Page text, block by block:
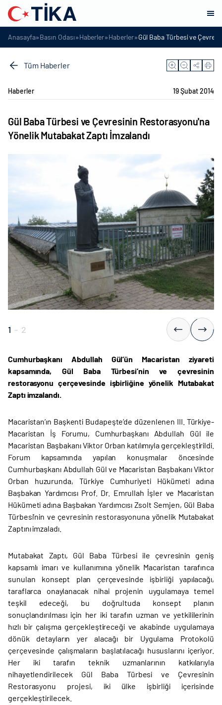
Anasayfa»Basın Odası»Haberler»Haberler»Gül Baba Türbesi ve
Tüm Haberler
Haberler 19 Şubat 2014
Gül Baba Türbesi ve Çevresinin Restorasyonu'na
Yönelik Mutabakat Zaptı İmzalandı
1 - 2
Cumhurbaşkanı Abdullah Gül’ün Macaristan ziyareti
kapsamında, Gül Baba Türbesi’nin ve çevresinin
restorasyonu çerçevesinde işbirliğine yönelik Mutabakat
Zaptı imzalandı.
Macaristan’ın Başkenti Budapeşte’de düzenlenen III. Türkiye-
Macaristan İş Forumu, Cumhurbaşkanı Abdullah Gül ile
Macaristan Başbakanı Viktor Orban katılımıyla gerçekleştirildi.
Forum kapsamında yapılan konuşmalar öncesinde
Cumhurbaşkanı Abdullah Gül ve Macaristan Başbakanı Viktor
Orban huzurunda, Türkiye Cumhuriyeti Hükümeti adına
Başbakan Yardımcısı Prof. Dr. Emrullah İşler ve Macaristan
Hükümeti adına Başbakan Yardımcısı Zsolt Semjen, Gül Baba
Türbesi’nin ve çevresinin restorasyonuna yönelik Mutabakat
Zaptını imzaladı.
Mutabakat Zaptı, Gül Baba Türbesi ile çevresinin geniş
kapsamlı imarı ve kullanımına yönelik Macaristan tarafınca
sunulan konsept plan çerçevesinde işbirliği yapılacağı,
taraflarca onaylanacak nihai projenin uygulamaya temel
teşkil edeceği, bu doğrultuda konsept planın
sonuçlandırılması için her iki tarafın uzman ve yetkililerinin
hızlı bir çalışma gerçekleştireceği ve akabinde uygulamaya
dönük detayların yer alacağı bir Uygulama Protokolü
çerçevesinde çalışmaların başlatılacağı hususlarını içeriyor.
Her iki tarafın teknik uzmanlarının katkılarıyla
nihayetlendirilecek Gül Baba Türbesi ve Çevresinin
Restorasyonu projesi, iki ülke işbirliği içerisinde
gerçekleştirilecek.